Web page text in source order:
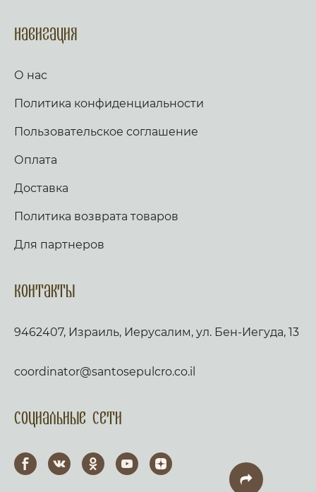
Навигация
О нас
Политика конфиденциальности
Пользовательское соглашение
Оплата
Доставка
Политика возврата товаров
Для партнеров
Контакты
9462407, Израиль, Иерусалим, ул. Бен-Иегуда, 13
coordinator@santosepulcro.co.il
Социальные сети